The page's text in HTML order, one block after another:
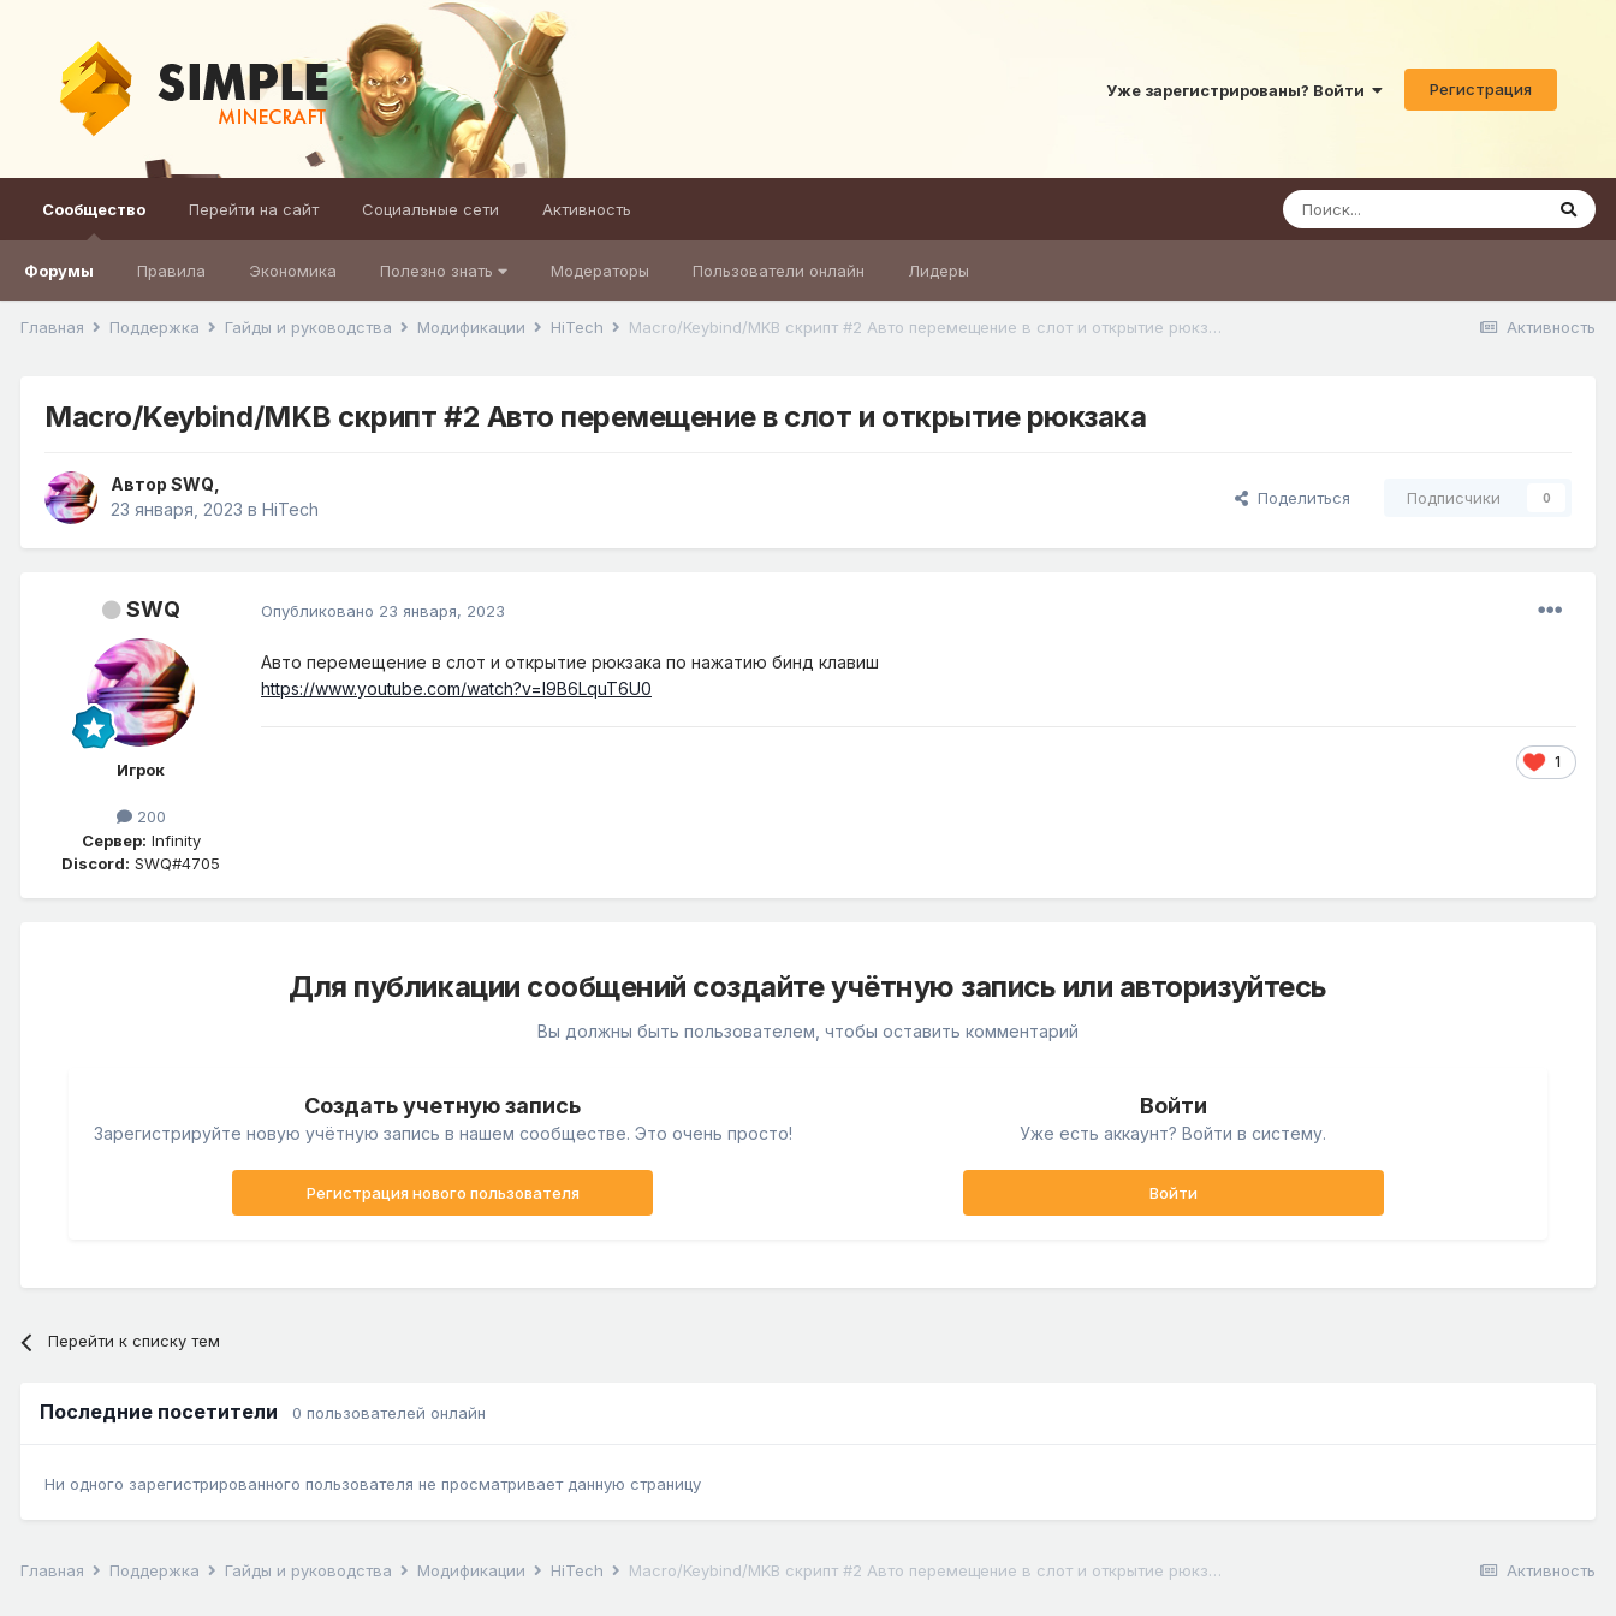
Уже зарегистрированы? Войти Регистрация
Сообщество
Форумы Правила Экономика Полезно знать Модераторы Пользователи онлайн Лидеры
Перейти на сайт Социальные сети Активность
Активность
Главная Поддержка Гайды и руководства Модификации HiTech Macro/Keybind/MKB скрипт #2 Авто перемещение в слот и открытие рюкзака
Macro/Keybind/MKB скрипт #2 Авто перемещение в слот и открытие рюкзака
Автор SWQ
23 января, 2023 в HiTech
Поделиться Подписчики 0
SWQ
Игрок
200
Сервер: Infinity
Discord: SWQ#4705
Опубликовано 23 января, 2023
Авто перемещение в слот и открытие рюкзака по нажатию бинд клавиш
https://www.youtube.com/watch?v=I9B6LquT6U0
1
Для публикации сообщений создайте учётную запись или авторизуйтесь
Вы должны быть пользователем, чтобы оставить комментарий
Создать учетную запись
Зарегистрируйте новую учётную запись в нашем сообществе. Это очень просто!
Регистрация нового пользователя
Войти
Уже есть аккаунт? Войти в систему.
Войти
Перейти к списку тем
Последние посетители 0 пользователей онлайн
Ни одного зарегистрированного пользователя не просматривает данную страницу
Активность
Главная Поддержка Гайды и руководства Модификации HiTech Macro/Keybind/MKB скрипт #2 Авто перемещение в слот и открытие рюкзака